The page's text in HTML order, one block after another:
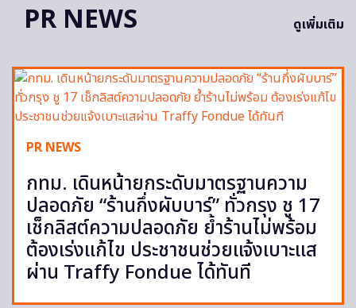
PR NEWS ดูเพิ่มเติม
PR NEWS
กทม. เดินหน้ายกระดับมาตรฐานความ
ปลอดภัย “ร้านกึ่งผับบาร์” ทั่วกรุง ชู 17
เช็กลิสต์ความปลอดภัย ย้ำร้านไม่พร้อม
ต้องเร่งแก้ไข ประชาชนช่วยแจ้งเบาะแส
ผ่าน Traffy Fondue ได้ทันที